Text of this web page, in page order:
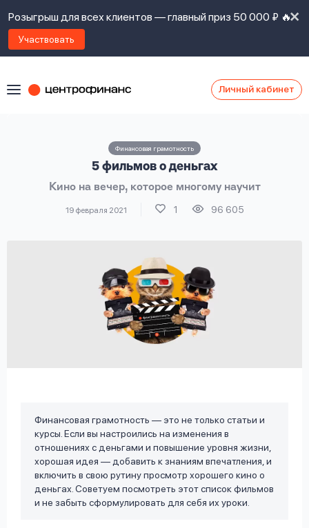
Розыгрыш для всех клиентов — главный приз 50 000 ₽ 🔥
Участвовать
Личный кабинет
Финансовая грамотность
5 фильмов о деньгах
Кино на вечер, которое многому научит
19 февраля 2021 1 96 605
Финансовая грамотность — это не только статьи и
курсы. Если вы настроились на изменения в
отношениях с деньгами и повышение уровня жизни,
хорошая идея — добавить к знаниям впечатления, и
включить в свою рутину просмотр хорошего кино о
деньгах. Советуем посмотреть этот список фильмов
и не забыть сформулировать для себя их уроки.
Оформить заявку
Войти под другим номером
контакты
Ответы
на
вопросы
правилами
займов,